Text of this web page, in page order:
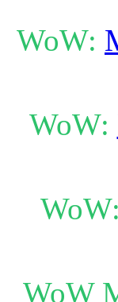
WoW:
WoW:
WoW:
WoW